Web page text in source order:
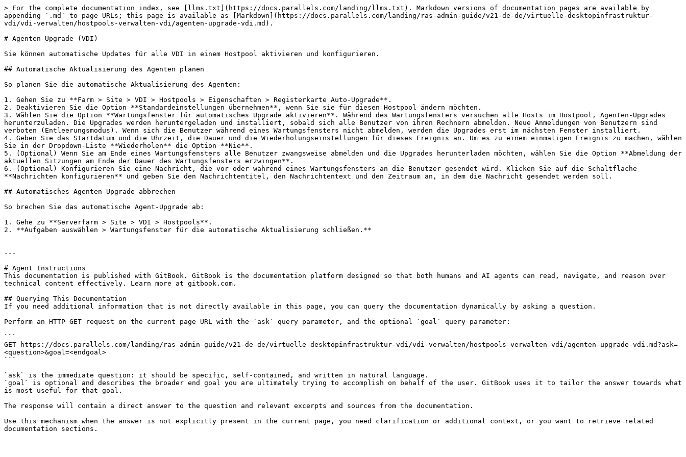
> For the complete documentation index, see [llms.txt](https://docs.parallels.com/landing/llms.txt). Markdown versions of documentation pages are available by
appending `.md` to page URLs; this page is available as [Markdown](https://docs.parallels.com/landing/ras-admin-guide/v21-de-de/virtuelle-desktopinfrastruktur-
vdi/vdi-verwalten/hostpools-verwalten-vdi/agenten-upgrade-vdi.md).
# Agenten-Upgrade (VDI)
Sie können automatische Updates für alle VDI in einem Hostpool aktivieren und konfigurieren.
## Automatische Aktualisierung des Agenten planen
So planen Sie die automatische Aktualisierung des Agenten:
1. Gehen Sie zu **Farm > Site > VDI > Hostpools > Eigenschaften > Registerkarte Auto-Upgrade**.
2. Deaktivieren Sie die Option **Standardeinstellungen übernehmen**, wenn Sie sie für diesen Hostpool ändern möchten.
3. Wählen Sie die Option **Wartungsfenster für automatisches Upgrade aktivieren**. Während des Wartungsfensters versuchen alle Hosts im Hostpool, Agenten-Upgrades
herunterzuladen. Die Upgrades werden heruntergeladen und installiert, sobald sich alle Benutzer von ihren Rechnern abmelden. Neue Anmeldungen von Benutzern sind
verboten (Entleerungsmodus). Wenn sich die Benutzer während eines Wartungsfensters nicht abmelden, werden die Upgrades erst im nächsten Fenster installiert.
4. Geben Sie das Startdatum und die Uhrzeit, die Dauer und die Wiederholungseinstellungen für dieses Ereignis an. Um es zu einem einmaligen Ereignis zu machen, wählen
Sie in der Dropdown-Liste **Wiederholen** die Option **Nie**.
5. (Optional) Wenn Sie am Ende eines Wartungsfensters alle Benutzer zwangsweise abmelden und die Upgrades herunterladen möchten, wählen Sie die Option **Abmeldung der
aktuellen Sitzungen am Ende der Dauer des Wartungsfensters erzwingen**.
6. (Optional) Konfigurieren Sie eine Nachricht, die vor oder während eines Wartungsfensters an die Benutzer gesendet wird. Klicken Sie auf die Schaltfläche
**Nachrichten konfigurieren** und geben Sie den Nachrichtentitel, den Nachrichtentext und den Zeitraum an, in dem die Nachricht gesendet werden soll.
## Automatisches Agenten-Upgrade abbrechen
So brechen Sie das automatische Agent-Upgrade ab:
1. Gehe zu **Serverfarm > Site > VDI > Hostpools**.
2. **Aufgaben auswählen > Wartungsfenster für die automatische Aktualisierung schließen.**
---
# Agent Instructions
This documentation is published with GitBook. GitBook is the documentation platform designed so that both humans and AI agents can read, navigate, and reason over
technical content effectively. Learn more at gitbook.com.
## Querying This Documentation
If you need additional information that is not directly available in this page, you can query the documentation dynamically by asking a question.
Perform an HTTP GET request on the current page URL with the `ask` query parameter, and the optional `goal` query parameter:
```
GET https://docs.parallels.com/landing/ras-admin-guide/v21-de-de/virtuelle-desktopinfrastruktur-vdi/vdi-verwalten/hostpools-verwalten-vdi/agenten-upgrade-vdi.md?ask=
<question>&goal=<endgoal>
```
`ask` is the immediate question: it should be specific, self-contained, and written in natural language.
`goal` is optional and describes the broader end goal you are ultimately trying to accomplish on behalf of the user. GitBook uses it to tailor the answer towards what
is most useful for that goal.
The response will contain a direct answer to the question and relevant excerpts and sources from the documentation.
Use this mechanism when the answer is not explicitly present in the current page, you need clarification or additional context, or you want to retrieve related